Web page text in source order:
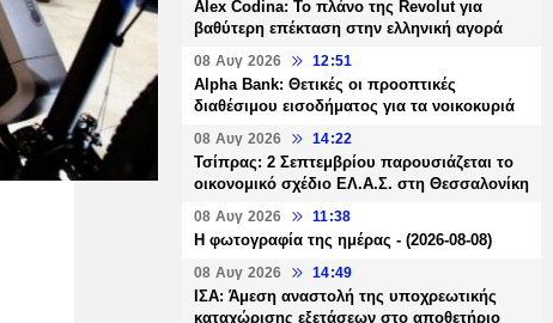
Alex Codina: Το πλάνο της Revolut για
βαθύτερη επέκταση στην ελληνική αγορά
08 Αυγ 2026 12:51
Alpha Bank: Θετικές οι προοπτικές
διαθέσιμου εισοδήματος για τα νοικοκυριά
08 Αυγ 2026 14:22
Τσίπρας: 2 Σεπτεμβρίου παρουσιάζεται το
οικονομικό σχέδιο ΕΛ.Α.Σ. στη Θεσσαλονίκη
08 Αυγ 2026 11:38
Η φωτογραφία της ημέρας - (2026-08-08)
08 Αυγ 2026 14:49
ΙΣΑ: Άμεση αναστολή της υποχρεωτικής
καταχώρισης εξετάσεων στο αποθετήριο